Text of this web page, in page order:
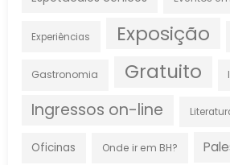
Experiências Exposição
Gastronomia Gratuito
Ingressos on-line
Oficinas Onde ir em BH?